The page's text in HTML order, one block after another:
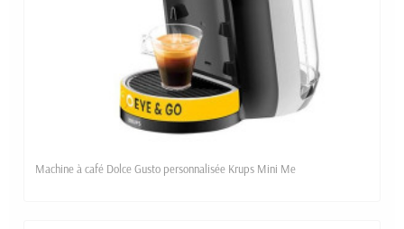
Machine à café Dolce Gusto personnalisée Krups Mini Me